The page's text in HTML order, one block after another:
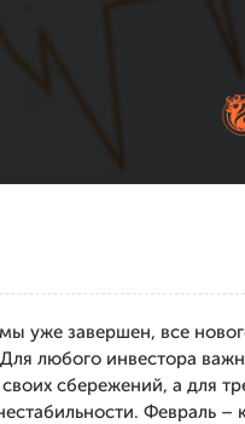
уже завершен, все
любого инвестора
сбережений, а для
Февраль